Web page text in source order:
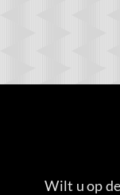
Wilt u op